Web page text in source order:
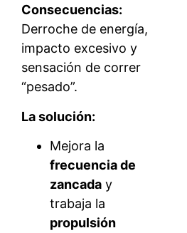
Consecuencias:
Derroche de energía,
impacto excesivo y
sensación de correr
“pesado”.
La solución:
Mejora la
frecuencia de
zancada y
trabaja la
propulsión